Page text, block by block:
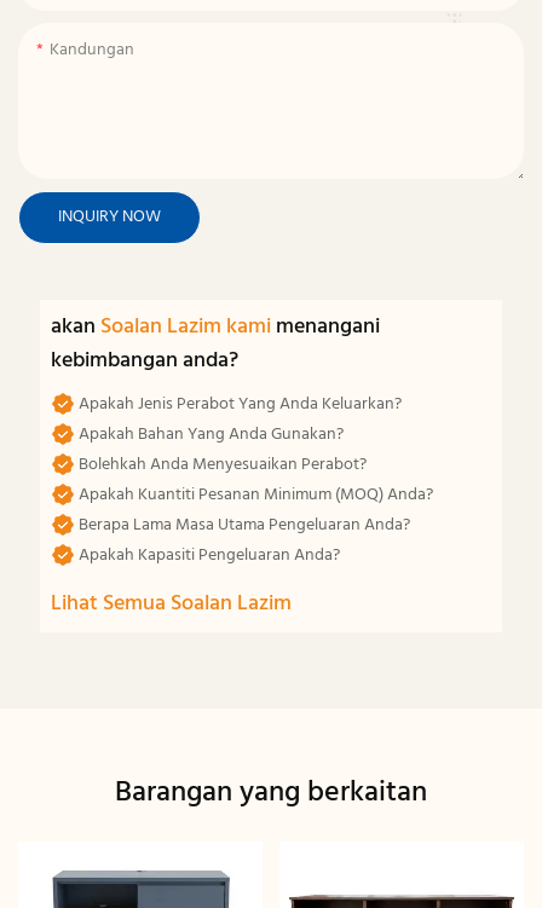
Kandungan
INQUIRY NOW
akan Soalan Lazim kamimenangani
kebimbangan anda?
Apakah Jenis Perabot Yang Anda Keluarkan?
Apakah Bahan Yang Anda Gunakan?
Bolehkah Anda Menyesuaikan Perabot?
Apakah Kuantiti Pesanan Minimum (MOQ) Anda?
Berapa Lama Masa Utama Pengeluaran Anda?
Apakah Kapasiti Pengeluaran Anda?
Lihat Semua Soalan Lazim
Barangan yang berkaitan